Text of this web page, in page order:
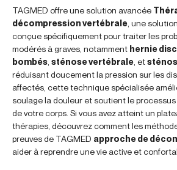
TAGMED offre une solution avancée
décompression vertébrale , une
conçue spécifiquement pour traiter les
modérés à graves, notamment hernie
bombés sténose vertébrale , et
réduisant doucement la pression sur les
affectés, cette technique spécialisée
soulage la douleur et soutient le
de votre corps. Si vous avez atteint un
thérapies, découvrez comment les
preuves de TAGMED approche de
aider à reprendre une vie active et